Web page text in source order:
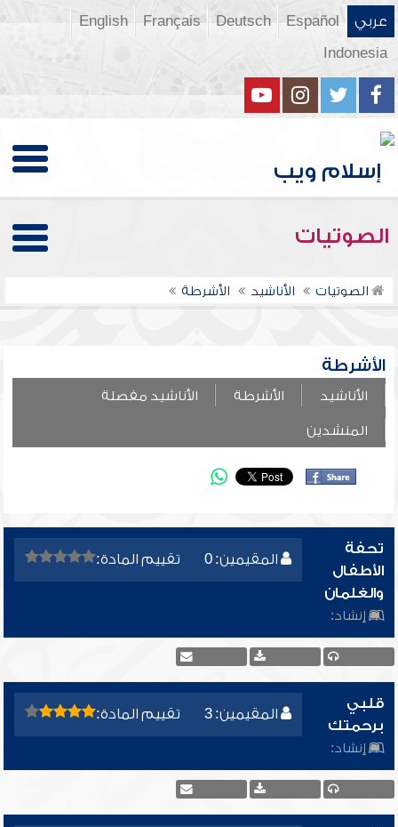
عربي Español
Deutsch
Français
English
Indonesia
الصوتيات
الصوتيات الأناشيد الأشرطة
الأشرطة
الأناشيد الأشرطة الأناشيد مفصلة
المنشدين
المقيمين: 0 تقييم المادة:
تحفة
الأطفال
والغلمان
إنشاد:
المقيمين: 3 تقييم المادة:
قلبي
برحمتك
إنشاد: